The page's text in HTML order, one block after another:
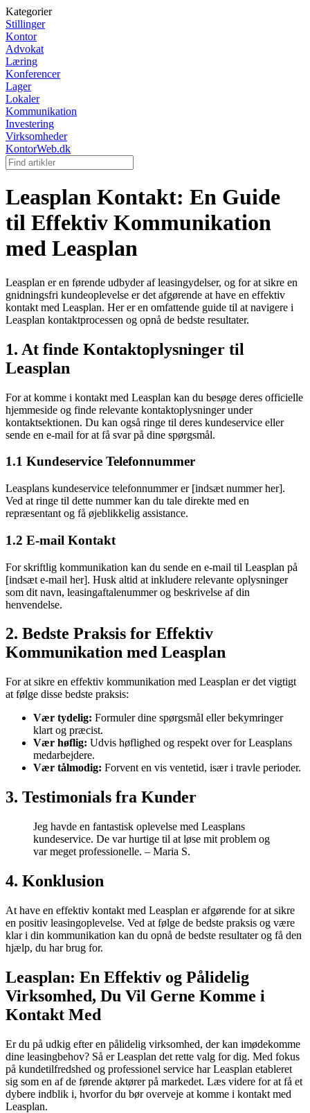
Kategorier
Stillinger
Kontor
Advokat
Læring
Konferencer
Lager
Lokaler
Kommunikation
Investering
Virksomheder
KontorWeb.dk
Leasplan Kontakt: En Guide
til Effektiv Kommunikation
med Leasplan
Leasplan er en førende udbyder af leasingydelser, og for at sikre en
gnidningsfri kundeoplevelse er det afgørende at have en effektiv
kontakt med Leasplan. Her er en omfattende guide til at navigere i
Leasplan kontaktprocessen og opnå de bedste resultater.
1. At finde Kontaktoplysninger til
Leasplan
For at komme i kontakt med Leasplan kan du besøge deres officielle
hjemmeside og finde relevante kontaktoplysninger under
kontaktsektionen. Du kan også ringe til deres kundeservice eller
sende en e-mail for at få svar på dine spørgsmål.
1.1 Kundeservice Telefonnummer
Leasplans kundeservice telefonnummer er [indsæt nummer her].
Ved at ringe til dette nummer kan du tale direkte med en
repræsentant og få øjeblikkelig assistance.
1.2 E-mail Kontakt
For skriftlig kommunikation kan du sende en e-mail til Leasplan på
[indsæt e-mail her]. Husk altid at inkludere relevante oplysninger
som dit navn, leasingaftalenummer og beskrivelse af din
henvendelse.
2. Bedste Praksis for Effektiv
Kommunikation med Leasplan
For at sikre en effektiv kommunikation med Leasplan er det vigtigt
at følge disse bedste praksis:
Vær tydelig: Formuler dine spørgsmål eller bekymringer
klart og præcist.
Vær høflig: Udvis høflighed og respekt over for Leasplans
medarbejdere.
Vær tålmodig: Forvent en vis ventetid, især i travle perioder.
3. Testimonials fra Kunder
Jeg havde en fantastisk oplevelse med Leasplans
kundeservice. De var hurtige til at løse mit problem og
var meget professionelle. – Maria S.
4. Konklusion
At have en effektiv kontakt med Leasplan er afgørende for at sikre
en positiv leasingoplevelse. Ved at følge de bedste praksis og være
klar i din kommunikation kan du opnå de bedste resultater og få den
hjælp, du har brug for.
Leasplan: En Effektiv og Pålidelig
Virksomhed, Du Vil Gerne Komme i
Kontakt Med
Er du på udkig efter en pålidelig virksomhed, der kan imødekomme
dine leasingbehov? Så er Leasplan det rette valg for dig. Med fokus
på kundetilfredshed og professionel service har Leasplan etableret
sig som en af de førende aktører på markedet. Læs videre for at få et
dybere indblik i, hvorfor du bør overveje at komme i kontakt med
Leasplan.